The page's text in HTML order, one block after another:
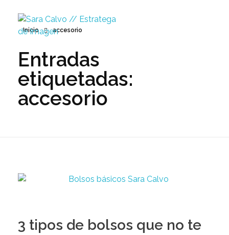
Sara Calvo // Estratega de Imagen
Inicio accesorio
Entradas
etiquetadas:
accesorio
3 tipos de bolsos que no te